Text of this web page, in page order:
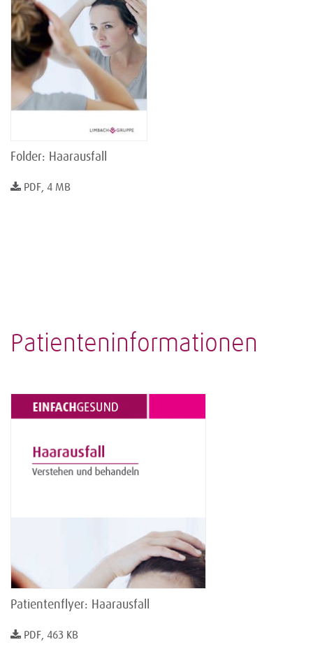
Folder: Haarausfall
PDF, 4 MB
Patienteninformationen
Patientenflyer: Haarausfall
PDF, 463 KB